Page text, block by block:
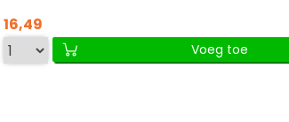
16,49
Voeg toe